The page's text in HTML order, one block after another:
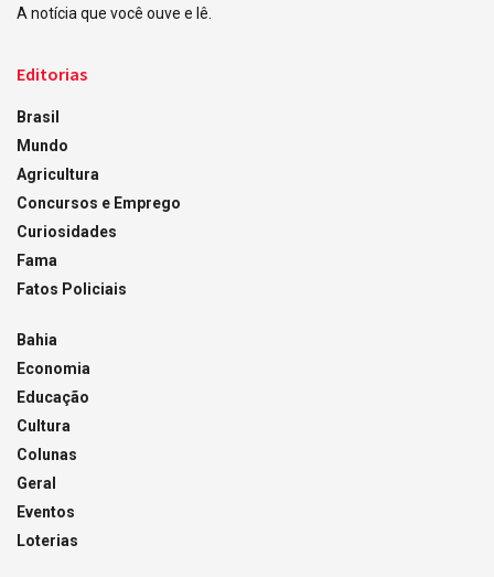
A notícia que você ouve e lê.
Editorias
Brasil
Mundo
Agricultura
Concursos e Emprego
Curiosidades
Fama
Fatos Policiais
Bahia
Economia
Educação
Cultura
Colunas
Geral
Eventos
Loterias